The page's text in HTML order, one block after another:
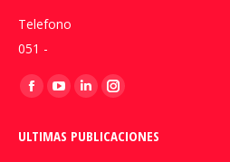
Telefono
051 -
Encuéntranos en:
Facebook
opens
YouTube
opens
Linkedin
opens
Instagram
opens
ULTIMAS PUBLICACIONES